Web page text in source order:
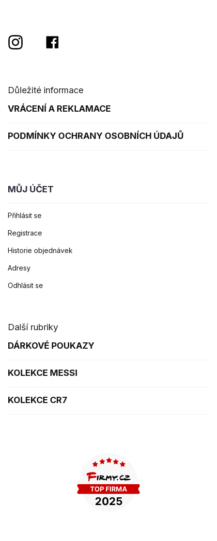
Důležité informace
VRÁCENÍ A REKLAMACE
PODMÍNKY OCHRANY OSOBNÍCH ÚDAJŮ
MŮJ ÚČET
Přihlásit se
Registrace
Historie objednávek
Adresy
Odhlásit se
Další rubriky
DÁRKOVÉ POUKAZY
KOLEKCE MESSI
KOLEKCE CR7